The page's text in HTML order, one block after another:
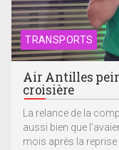
TRANSPORTS
Air Antilles
croisière
La relance de la
aussi bien que
mois après la reprise